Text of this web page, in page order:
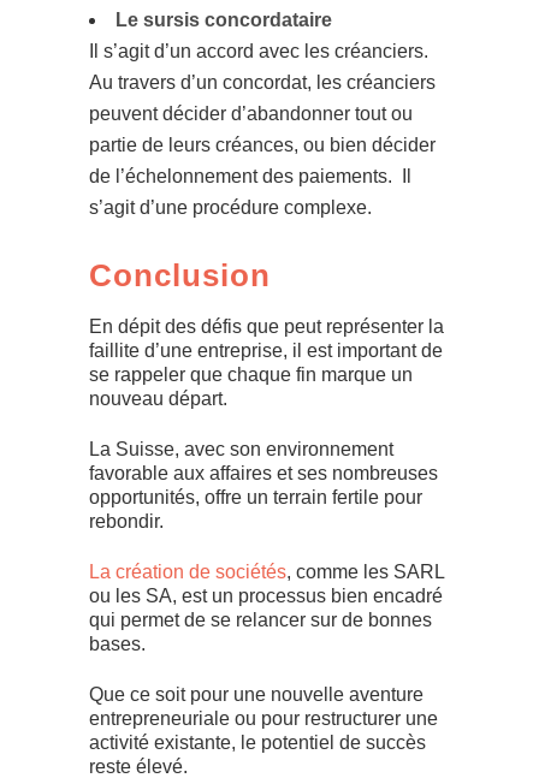
Le sursis concordataire
Il s’agit d’un accord avec les créanciers.
Au travers d’un concordat, les créanciers
peuvent décider d’abandonner tout ou
partie de leurs créances, ou bien décider
de l’échelonnement des paiements. Il
s’agit d’une procédure complexe.
Conclusion
En dépit des défis que peut représenter la
faillite d’une entreprise, il est important de
se rappeler que chaque fin marque un
nouveau départ.
La Suisse, avec son environnement
favorable aux affaires et ses nombreuses
opportunités, offre un terrain fertile pour
rebondir.
La création de sociétés, comme les SARL
ou les SA, est un processus bien encadré
qui permet de se relancer sur de bonnes
bases.
Que ce soit pour une nouvelle aventure
entrepreneuriale ou pour restructurer une
activité existante, le potentiel de succès
reste élevé.